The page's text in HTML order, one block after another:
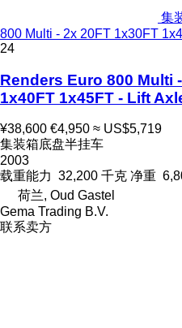
集
800 Multi - 2x 20FT 1x30FT
24
Renders Euro 800 Multi
1x40FT 1x45FT - Lift
¥38,600 €4,950 ≈ US$5,719
集装箱底盘半挂车
2003
载重能力 32,200 千克 净重
荷兰, Oud Gastel
Gema Trading B.V.
联系卖方